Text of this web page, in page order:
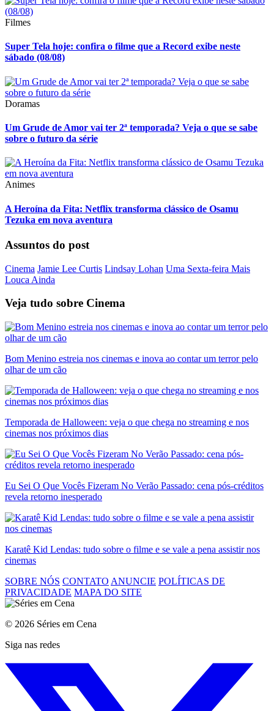
Filmes
Super Tela hoje: confira o filme que a Record exibe neste
sábado (08/08)
Doramas
Um Grude de Amor vai ter 2ª temporada? Veja o que se sabe
sobre o futuro da série
Animes
A Heroína da Fita: Netflix transforma clássico de Osamu
Tezuka em nova aventura
Assuntos do post
Cinema Jamie Lee Curtis Lindsay Lohan Uma Sexta-feira Mais
Louca Ainda
Veja tudo sobre Cinema
Bom Menino estreia nos cinemas e inova ao contar um terror pelo
olhar de um cão
Temporada de Halloween: veja o que chega no streaming e nos
cinemas nos próximos dias
Eu Sei O Que Vocês Fizeram No Verão Passado: cena pós-créditos
revela retorno inesperado
Karatê Kid Lendas: tudo sobre o filme e se vale a pena assistir nos
cinemas
SOBRE NÓS CONTATO ANUNCIE POLÍTICAS DE
PRIVACIDADE MAPA DO SITE
© 2026 Séries em Cena
Siga nas redes